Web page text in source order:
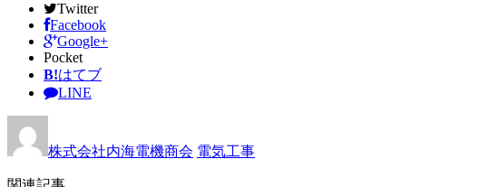
Twitter
Facebook
Google+
Pocket
B!はてブ
LINE
株式会社内海電機商会 電気工事